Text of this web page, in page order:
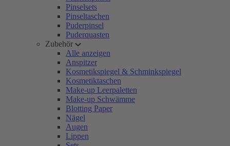
Pinselsets
Pinseltaschen
Puderpinsel
Puderquasten
Zubehör
Alle anzeigen
Anspitzer
Kosmetikspiegel & Schminkspiegel
Kosmetiktaschen
Make-up Leerpaletten
Make-up Schwämme
Blotting Paper
Nägel
Augen
Lippen